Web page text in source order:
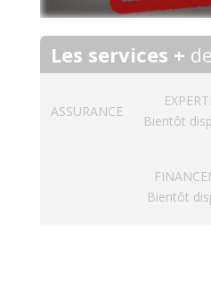
Les services +
ASSURANCE
Bientôt
Bientôt